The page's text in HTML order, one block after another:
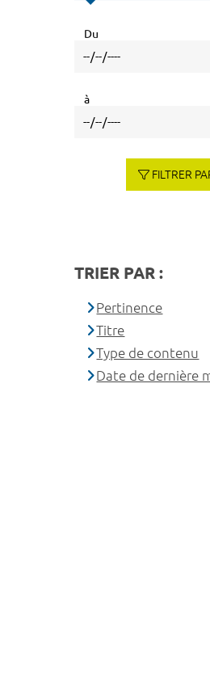
Du
à
FILTRER
TRIER PAR :
Pertinence
Titre
Type de contenu
Date de dernière